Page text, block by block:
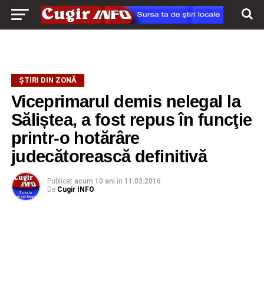
ŞTIRI DIN ZONĂ
Viceprimarul demis nelegal la
Săliștea, a fost repus în funcţie
printr-o hotărâre
judecătorească definitivă
Publicat acum 10 ani în 11.03.2016
De Cugir INFO